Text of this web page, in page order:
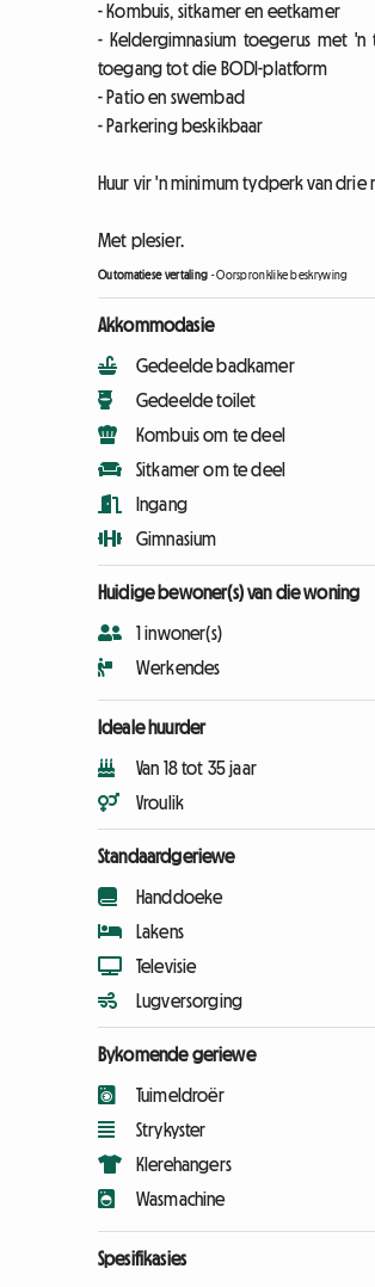
- Kombuis, sitkamer en eetkamer
- Keldergimnasium toegerus met
toegang tot die BODI-platform
- Patio en swembad
- Parkering beskikbaar
Huur vir 'n minimum tydperk van drie
Met plesier.
Outomatiese vertaling -Oorspronklike beskrywing
Akkommodasie
Gedeelde badkamer
Gedeelde toilet
Kombuis om te deel
Sitkamer om te deel
Ingang
Gimnasium
Huidige bewoner(s) van die woning
1 inwoner(s)
Werkendes
Ideale huurder
Van 18 tot 35 jaar
Vroulik
Standaardgeriewe
Handdoeke
Lakens
Televisie
Lugversorging
Bykomende geriewe
Tuimeldroër
Strykyster
Klerehangers
Wasmachine
Spesifikasies